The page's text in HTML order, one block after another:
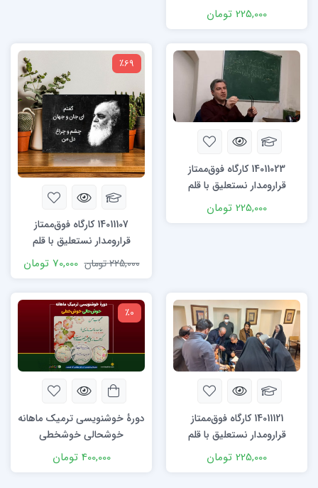
225,000 تومان
14011023 کارگاه فوق‌ممتاز
قرارومدار نستعلیق با قلم
225,000 تومان
٪69
14011107 کارگاه فوق‌ممتاز
قرارومدار نستعلیق با قلم
225,000تومان 70,000 تومان
14011121 کارگاه فوق‌ممتاز
قرارومدار نستعلیق با قلم
225,000 تومان
٪0
دورۀ خوشنویسی ترمیک ماهانه
خوشحالی خوشخطی
400,000 تومان